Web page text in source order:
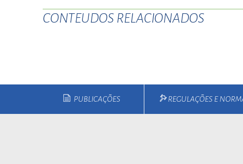
CONTEUDOS RELACIONADOS
PUBLICAÇÕES REGULAÇÕES E